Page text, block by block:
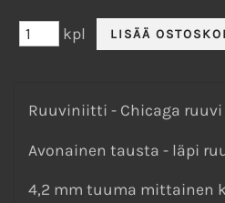
kpl
Ruuviniitti - Chicaga ruuvi
Avonainen tausta - läpi
4,2 mm tuuma mittainen